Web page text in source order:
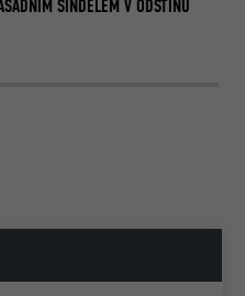
ŠINDELEM V ODSTÍNU